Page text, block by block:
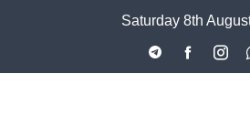
Saturday 8th